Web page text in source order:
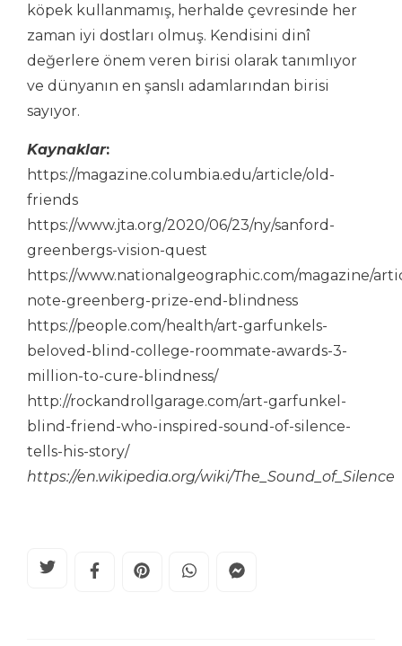
köpek kullanmamış, herhalde çevresinde her
zaman iyi dostları olmuş. Kendisini dinî
değerlere önem veren birisi olarak tanımlıyor
ve dünyanın en şanslı adamlarından birisi
sayıyor.
Kaynaklar:
https://magazine.columbia.edu/article/old-
friends
https://www.jta.org/2020/06/23/ny/sanford-
greenbergs-vision-quest
https://www.nationalgeographic.com/magazine/
note-greenberg-prize-end-blindness
https://people.com/health/art-garfunkels-
beloved-blind-college-roommate-awards-3-
million-to-cure-blindness/
http://rockandrollgarage.com/art-garfunkel-
blind-friend-who-inspired-sound-of-silence-
tells-his-story/
https://en.wikipedia.org/wiki/The_Sound_of_Silence